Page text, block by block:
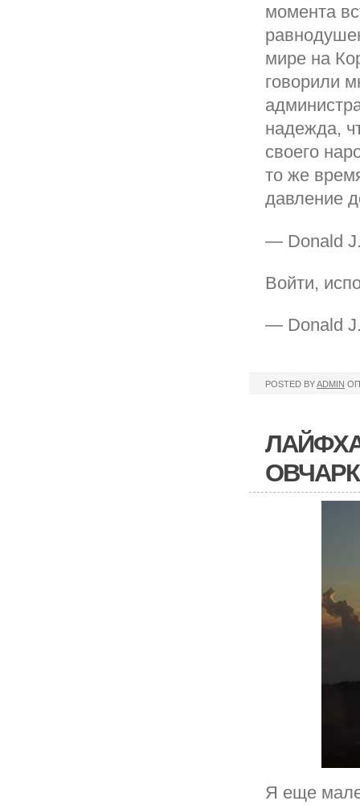
момента
мире на
говорили
надежда,
своего
то же
давление
— Donald J.
Войти,
— Donald J.
POSTED BYADMIN
Я еще